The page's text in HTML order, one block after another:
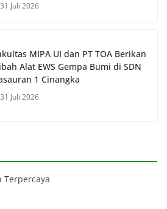
31 Juli 2026
MIPA UI dan PT TOA Berikan
Alat EWS Gempa Bumi di SDN
1 Cinangka
31 Juli 2026
Terpercaya